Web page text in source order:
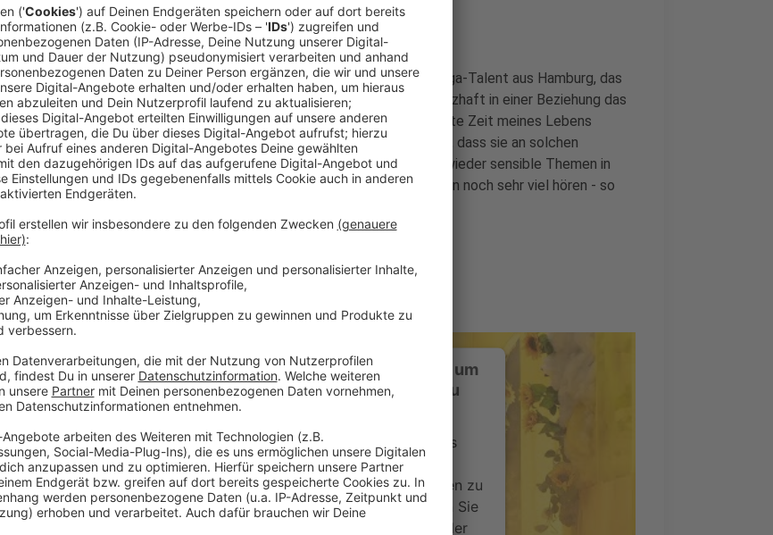
Anzeige
In ihrer neuen Single "Third Wheel“ beschreibt Zoe Wees, das Mega-Talent aus Hamburg, das
Gefühl von Einsamkeit und Ausgeschlossenheit: "Es ist so schmerzhaft in einer Beziehung das
fünfte Rad am Wagen zu sein. Der Song geht auf eine wirklich harte Zeit meines Lebens
zurück. Ich hoffe, dass Leute mit ähnlichen Erfahrungen erkennen, dass sie an solchen
gewachsen sind." Durch ihre Offenheit rücken bei ihr auch immer wieder sensible Themen in
den Vordergrund. Von Zoe werden wir in den nächsten Jahrzehnten noch sehr viel hören - so
viel ist sicher.
Anzeige
Wir benötigen Ihre Zustimmung, um
den YouTube Video-Service zu
Wir verwenden einen Service eines
Drittanbieters, um Videoinhalte
einzubetten. Dieser Service kann Daten zu
Ihren Aktivitäten sammeln. Bitte lesen Sie
die Details durch und stimmen Sie der